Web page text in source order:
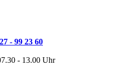
- 99 23 60
- 13.00 Uhr